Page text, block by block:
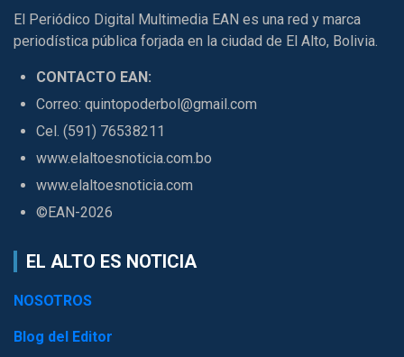
El Periódico Digital Multimedia EAN es una red y marca
periodística pública forjada en la ciudad de El Alto, Bolivia.
CONTACTO EAN:
Correo: quintopoderbol@gmail.com
Cel. (591) 76538211
www.elaltoesnoticia.com.bo
www.elaltoesnoticia.com
©EAN-2026
EL ALTO ES NOTICIA
NOSOTROS
Blog del Editor